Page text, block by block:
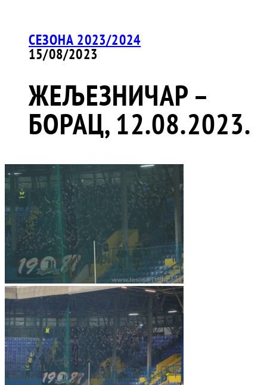
СЕЗОНА 2023/2024
15/08/2023
ЖЕЉЕЗНИЧАР –
БОРАЦ, 12.08.2023.